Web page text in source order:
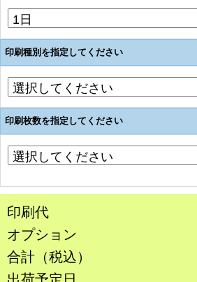
印刷種別を指定してください
印刷枚数を指定してください
印刷代
オプション
合計（税込）